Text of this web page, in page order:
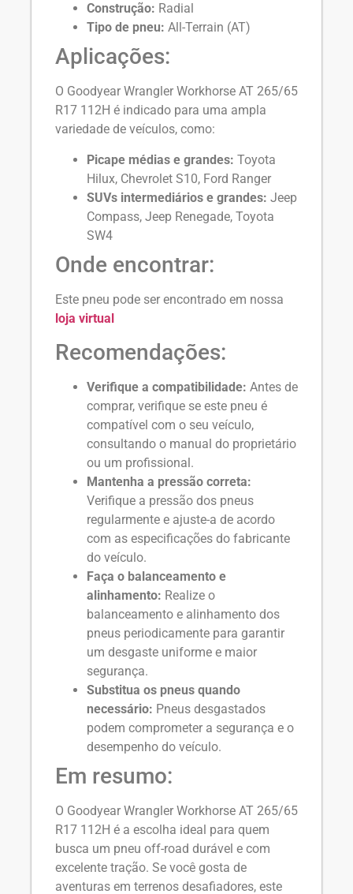
Construção: Radial
Tipo de pneu: All-Terrain (AT)
Aplicações:
O Goodyear Wrangler Workhorse AT 265/65
R17 112H é indicado para uma ampla
variedade de veículos, como:
Picape médias e grandes: Toyota
Hilux, Chevrolet S10, Ford Ranger
SUVs intermediários e grandes: Jeep
Compass, Jeep Renegade, Toyota
SW4
Onde encontrar:
Este pneu pode ser encontrado em nossa
loja virtual
Recomendações:
Verifique a compatibilidade: Antes de
comprar, verifique se este pneu é
compatível com o seu veículo,
consultando o manual do proprietário
ou um profissional.
Mantenha a pressão correta:
Verifique a pressão dos pneus
regularmente e ajuste-a de acordo
com as especificações do fabricante
do veículo.
Faça o balanceamento e
alinhamento: Realize o
balanceamento e alinhamento dos
pneus periodicamente para garantir
um desgaste uniforme e maior
segurança.
Substitua os pneus quando
necessário: Pneus desgastados
podem comprometer a segurança e o
desempenho do veículo.
Em resumo:
O Goodyear Wrangler Workhorse AT 265/65
R17 112H é a escolha ideal para quem
busca um pneu off-road durável e com
excelente tração. Se você gosta de
aventuras em terrenos desafiadores, este